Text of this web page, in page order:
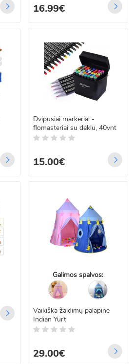
16.99€
Dvipusiai markeriai -
flomasteriai su dėklu, 40vnt
15.00€
Galimos spalvos:
Vaikiška žaidimų palapinė
Indian Yurt
29.00€